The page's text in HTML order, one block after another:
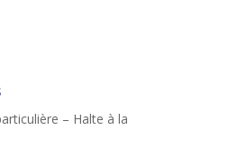
– Halte à la